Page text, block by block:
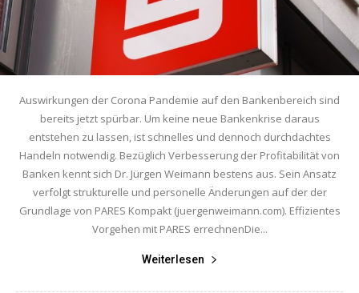
Auswirkungen der Corona Pandemie auf den Bankenbereich sind
bereits jetzt spürbar. Um keine neue Bankenkrise daraus
entstehen zu lassen, ist schnelles und dennoch durchdachtes
Handeln notwendig. Bezüglich Verbesserung der Profitabilität von
Banken kennt sich Dr. Jürgen Weimann bestens aus. Sein Ansatz
verfolgt strukturelle und personelle Änderungen auf der der
Grundlage von PARES Kompakt (juergenweimann.com). Effizientes
Vorgehen mit PARES errechnenDie...
Weiterlesen